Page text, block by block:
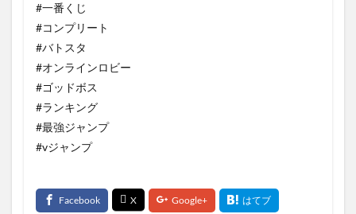
#一番くじ
#コンプリート
#バトスタ
#オンラインロビー
#ゴッドボス
#ランキング
#最強ジャンプ
#vジャンプ